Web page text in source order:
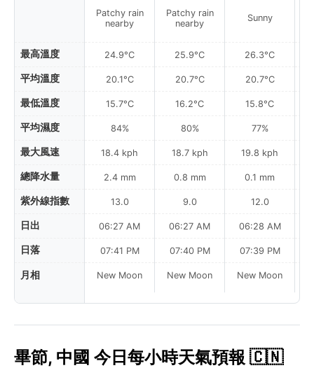
最高溫度
平均溫度
最低溫度
平均濕度
最大風速
總降水量
紫外線指數
日出
日落
月相
Patchy rain
nearby
24.9°C
20.1°C
15.7°C
84%
18.4 kph
2.4 mm
13.0
06:27 AM
07:41 PM
New Moon
Patchy rain
nearby
25.9°C
20.7°C
16.2°C
80%
18.7 kph
0.8 mm
9.0
06:27 AM
07:40 PM
New Moon
Sunny
26.3°C
20.7°C
15.8°C
77%
19.8 kph
0.1 mm
12.0
06:28 AM
07:39 PM
New Moon
畢節, 中國 今日每小時天氣預報 🇨🇳